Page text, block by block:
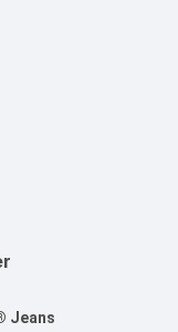
Jeans